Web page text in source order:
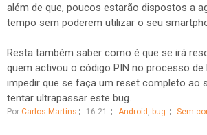
além de que, poucos estarão dispostos a
tempo sem poderem utilizar o seu
Resta também saber como é que se irá
quem activou o código PIN no processo de
impedir que se faça um reset completo ao
tentar ultrapassar este bug.
Por Carlos Martins 16:21 Android , bug Sem